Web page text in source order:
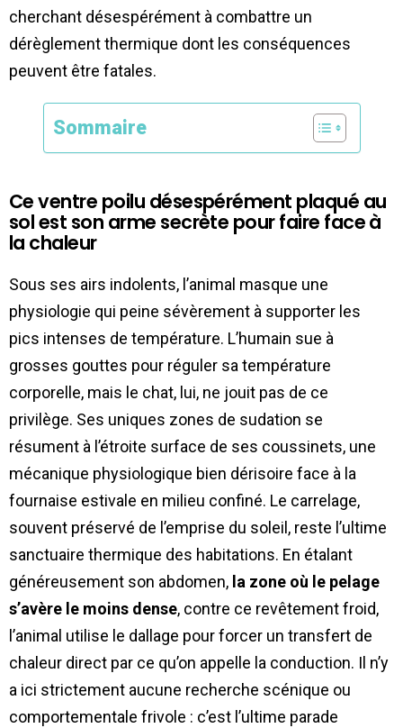
cherchant désespérément à combattre un
dérèglement thermique dont les conséquences
peuvent être fatales.
Sommaire
Ce ventre poilu désespérément plaqué au
sol est son arme secrète pour faire face à
la chaleur
Sous ses airs indolents, l’animal masque une
physiologie qui peine sévèrement à supporter les
pics intenses de température. L’humain sue à
grosses gouttes pour réguler sa température
corporelle, mais le chat, lui, ne jouit pas de ce
privilège. Ses uniques zones de sudation se
résument à l’étroite surface de ses coussinets, une
mécanique physiologique bien dérisoire face à la
fournaise estivale en milieu confiné. Le carrelage,
souvent préservé de l’emprise du soleil, reste l’ultime
sanctuaire thermique des habitations. En étalant
généreusement son abdomen, la zone où le pelage
s’avère le moins dense, contre ce revêtement froid,
l’animal utilise le dallage pour forcer un transfert de
chaleur direct par ce qu’on appelle la conduction. Il n’y
a ici strictement aucune recherche scénique ou
comportementale frivole : c’est l’ultime parade